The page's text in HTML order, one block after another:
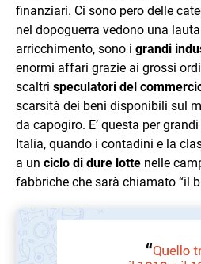
finanziari. Ci sono pero delle
nel dopoguerra vedono una
arricchimento, sono i grandi
enormi affari grazie ai grossi
scaltri speculatori del
scarsità dei beni disponibili sul
da capogiro. E’ questa per
Italia, quando i contadini e la
a un ciclo di dure lotte nelle
fabbriche che sarà chiamato “il